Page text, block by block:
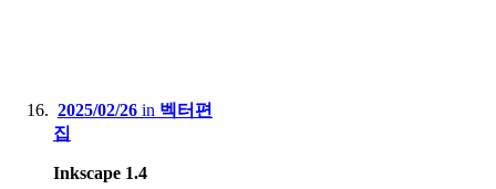
2025/02/26 in 벡터편
집
Inkscape 1.4